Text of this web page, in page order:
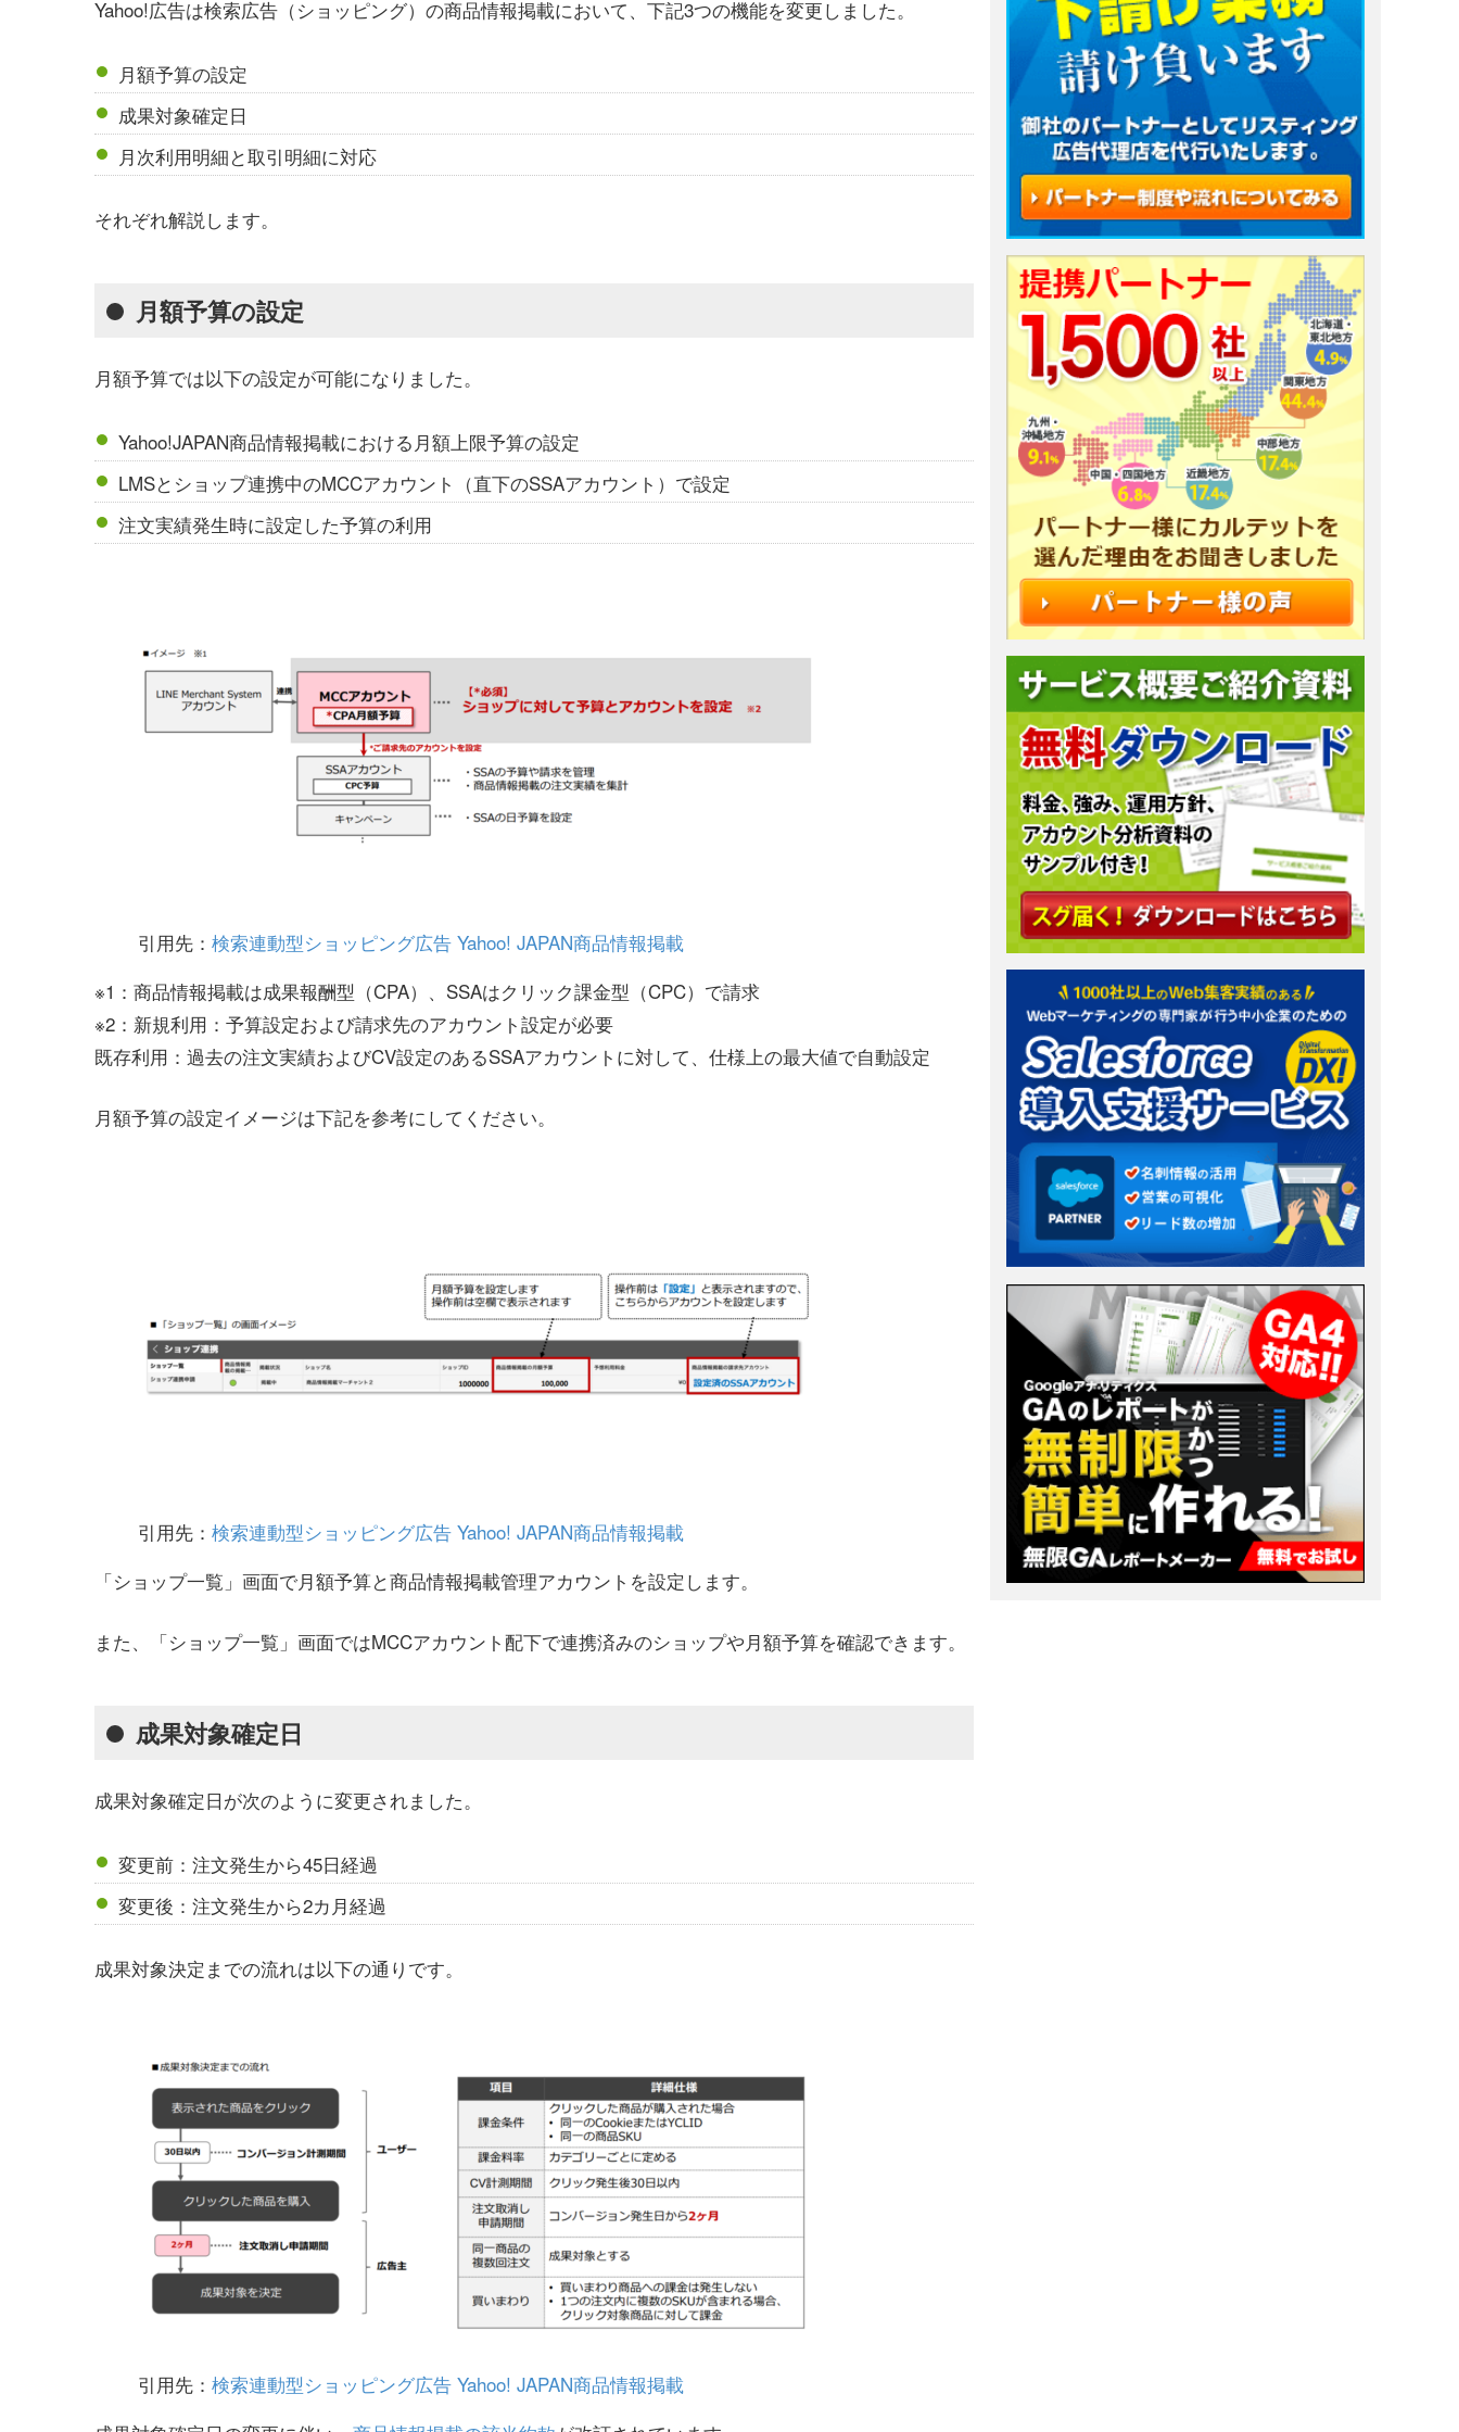
Yahoo!広告は検索広告（ショッピング）の商品情報掲載において、下記3つの機能を変更しました。
月額予算の設定
成果対象確定日
月次利用明細と取引明細に対応
それぞれ解説します。
月額予算の設定
月額予算では以下の設定が可能になりました。
Yahoo!JAPAN商品情報掲載における月額上限予算の設定
LMSとショップ連携中のMCCアカウント（直下のSSAアカウント）で設定
注文実績発生時に設定した予算の利用
引用先： 検索連動型ショッピング広告 Yahoo! JAPAN商品情報掲載
※1：商品情報掲載は成果報酬型（CPA）、SSAはクリック課金型（CPC）で請求
※2：新規利用：予算設定および請求先のアカウント設定が必要
既存利用：過去の注文実績およびCV設定のあるSSAアカウントに対して、仕様上の最大値で自動設定
月額予算の設定イメージは下記を参考にしてください。
引用先： 検索連動型ショッピング広告 Yahoo! JAPAN商品情報掲載
「ショップ一覧」画面で月額予算と商品情報掲載管理アカウントを設定します。
また、「ショップ一覧」画面ではMCCアカウント配下で連携済みのショップや月額予算を確認できます。
成果対象確定日
成果対象確定日が次のように変更されました。
変更前：注文発生から45日経過
変更後：注文発生から2カ月経過
成果対象決定までの流れは以下の通りです。
引用先： 検索連動型ショッピング広告 Yahoo! JAPAN商品情報掲載